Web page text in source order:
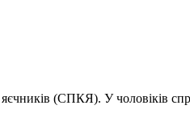
(СПКЯ). У чоловіків